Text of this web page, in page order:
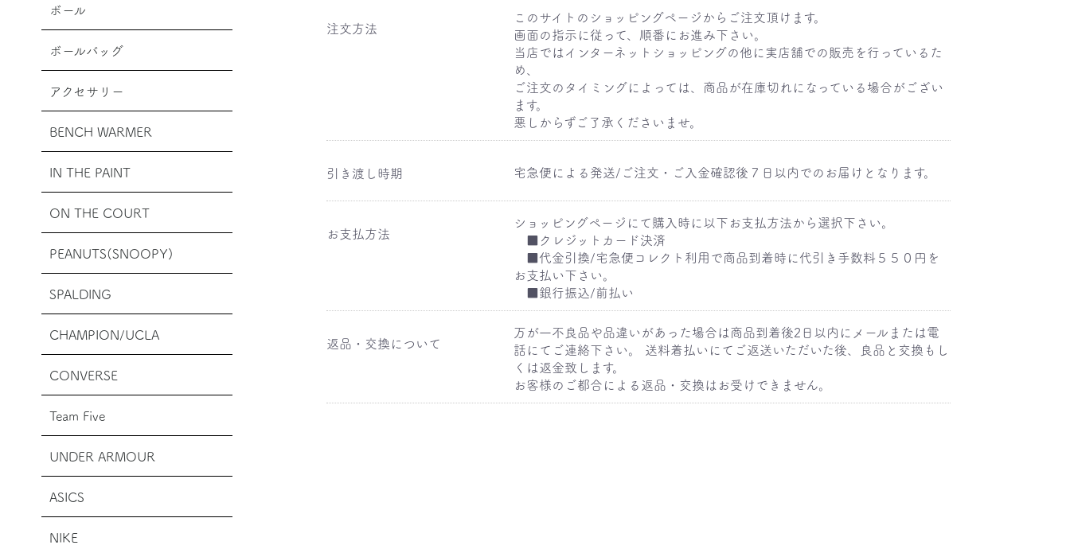
ボール
ボールバッグ
アクセサリー
BENCH WARMER
IN THE PAINT
ON THE COURT
PEANUTS(SNOOPY)
SPALDING
CHAMPION/UCLA
CONVERSE
Team Five
UNDER ARMOUR
ASICS
NIKE
注文方法
このサイトのショッピングページからご注文頂けます。
画面の指示に従って、順番にお進み下さい。
当店ではインターネットショッピングの他に実店舗での販売を行っているた
め、
ご注文のタイミングによっては、商品が在庫切れになっている場合がござい
ます。
悪しからずご了承くださいませ。
引き渡し時期 宅急便による発送/ご注文・ご入金確認後７日以内でのお届けとなります。
お支払方法
ショッピングページにて購入時に以下お支払方法から選択下さい。
■クレジットカード決済
■代金引換/宅急便コレクト利用で商品到着時に代引き手数料５５０円を
お支払い下さい。
■銀行振込/前払い
返品・交換について
万が一不良品や品違いがあった場合は商品到着後2日以内にメールまたは電
話にてご連絡下さい。 送料着払いにてご返送いただいた後、良品と交換もし
くは返金致します。
お客様のご都合による返品・交換はお受けできません。